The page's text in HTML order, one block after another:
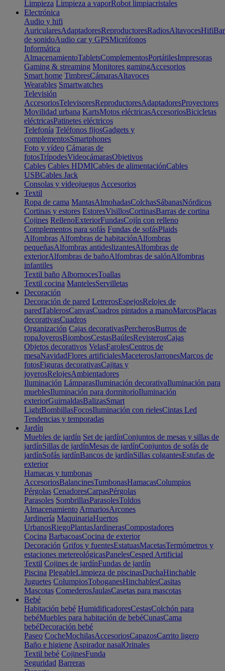
Limpieza Limpieza a vaporRobot limpiacristales
Electrónica
Audio y hifi
AuricularesAdaptadoresReproductoresRadiosAltavocesHifi
de sonidoAudio car y GPSMicrófonos
Informática
AlmacenamientoTabletsComplementosPortátilesImpresoras
Gaming & streaming Monitores gamingAccesorios
Smart home TimbresCámarasAltavoces
Wearables Smartwatches
Televisión
AccesoriosTelevisoresReproductoresAdaptadoresProyectores
Movilidad urbana KartsMotos eléctricasAccesoriosBicicletas
eléctricasPatinetes eléctricos
Telefonía Teléfonos fijosGadgets y
complementosSmartphones
Foto y vídeo Cámaras de
fotosTrípodesVideocámarasObjetivos
Cables Cables HDMICables de alimentaciónCables
USBCables Jack
Consolas y videojuegos Accesorios
Textil
Ropa de cama MantasAlmohadasColchasSábanasNórdicos
Cortinas y estores EstoresVisillosCortinasBarras de cortina
Cojines RellenoExteriorFundasCojín con relleno
Complementos para sofás Fundas de sofásPlaids
Alfombras Alfombras de habitaciónAlfombras
pequeñasAlfombras antideslizantesAlfombras de
exteriorAlfombras de bañoAlfombras de salónAlfombras
infantiles
Textil baño AlbornocesToallas
Textil cocina MantelesServilletas
Decoración
Decoración de pared LetrerosEspejosRelojes de
paredTablerosCanvasCuadros pintados a manoMarcosPlacas
decorativasCuadros
Organización Cajas decorativasPercherosBurros de
ropaJoyerosBiombosCestasBaúlesRevisterosCajas
Objetos decorativos VelasFarolesCentros de
mesaNavidadFlores artificialesMaceterosJarronesMarcos de
fotosFiguras decorativasCajitas y
joyerosRelojesAmbientadores
Iluminación LámparasIluminación decorativaIluminación para
mueblesIluminación para dormitorioIluminación
exteriorGuirnaldasBalizasSmart
LightBombillasFocosIluminación con rielesCintas Led
Tendencias y temporadas
Jardín
Muebles de jardín Set de jardínConjuntos de mesas y sillas de
jardínSillas de jardínMesas de jardínConjuntos de sofás de
jardínSofás jardínBancos de jardínSillas colgantesEstufas de
exterior
Hamacas y tumbonas
AccesoriosBalancinesTumbonasHamacasColumpios
Pérgolas CenadoresCarpasPérgolas
Parasoles SombrillasParasolesToldos
Almacenamiento ArmariosArcones
Jardinería MaquinariaHuertos
UrbanosRiegoPlantasJardinerasCompostadores
Cocina BarbacoasCocina de exterior
Decoración Grifos y fuentesEstatuasMacetasTermómetros y
estaciones metereológicasPanelesCesped Artificial
Textil Cojines de jardínFundas de jardín
Piscina PlegableLimpieza de piscinasDuchaHinchable
Juguetes ColumpiosToboganesHinchablesCasitas
Mascotas ComederosJaulasCasetas para mascotas
Bebé
Habitación bebé HumidificadoresCestasColchón para
bebéMuebles para habitación de bebéCunasCama
bebéDecoración bebé
Paseo CocheMochilasAccesoriosCapazosCarrito ligero
Baño e higiene Aspirador nasalOrinales
Textil bebé CojinesFunda
Seguridad Barreras